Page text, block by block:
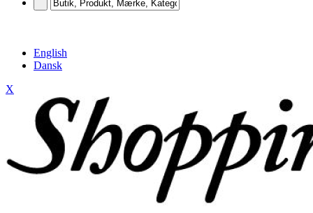
English
Dansk
X